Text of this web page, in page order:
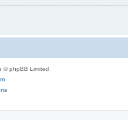
© phpBB Limited